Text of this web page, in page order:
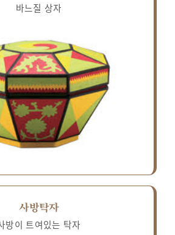
바느질 상자
사방탁자
방이 트여있는 탁자